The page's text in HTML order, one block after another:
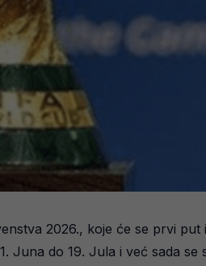
2026., koje će se prvi
Juna do 19. Jula i već sada